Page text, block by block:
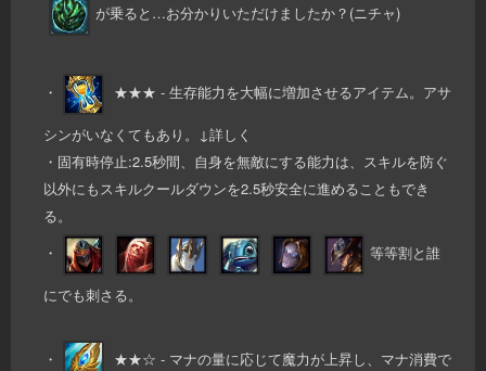
が乗ると…お分かりいただけましたか？(ニチャ)
・ ★★★ - 生存能力を大幅に増加させるアイテム。アサ
シンがいなくてもあり。↓詳しく
・固有時停止:2.5秒間、自身を無敵にする能力は、スキルを防ぐ
以外にもスキルクールダウンを2.5秒安全に進めることもでき
る。
・
等等割と誰
にでも刺さる。
・ ★★☆ - マナの量に応じて魔力が上昇し、マナ消費で